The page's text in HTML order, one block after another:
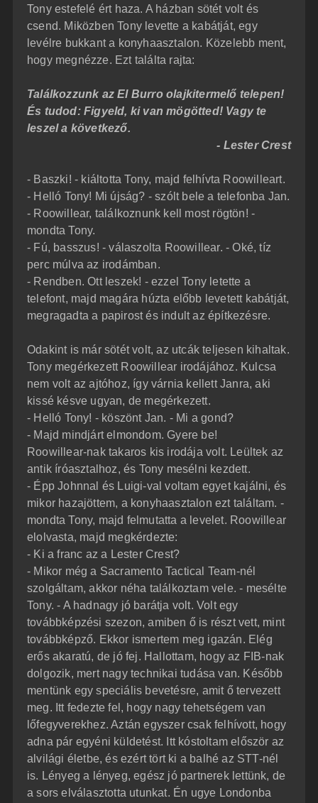
Tony estefelé ért haza. A házban sötét volt és
csend. Miközben Tony levette a kabátját, egy
levélre bukkant a konyhaasztalon. Közelebb ment,
hogy megnézze. Ezt találta rajta:
Találkozzunk az El Burro olajkitermelő telepen!
És tudod: Figyeld, ki van mögötted! Vagy te
leszel a következő.
- Lester Crest
- Baszki! - kiáltotta Tony, majd felhívta Roowilleart.
- Helló Tony! Mi újság? - szólt bele a telefonba Jan.
- Roowillear, találkoznunk kell most rögtön! -
mondta Tony.
- Fú, basszus! - válaszolta Roowillear. - Oké, tíz
perc múlva az irodámban.
- Rendben. Ott leszek! - ezzel Tony letette a
telefont, majd magára húzta előbb levetett kabátját,
megragadta a papirost és indult az építkezésre.
Odakint is már sötét volt, az utcák teljesen kihaltak.
Tony megérkezett Roowillear irodájához. Kulcsa
nem volt az ajtóhoz, így várnia kellett Janra, aki
kissé késve ugyan, de megérkezett.
- Helló Tony! - köszönt Jan. - Mi a gond?
- Majd mindjárt elmondom. Gyere be!
Roowillear-nak takaros kis irodája volt. Leültek az
antik íróasztalhoz, és Tony mesélni kezdett.
- Épp Johnnal és Luigi-val voltam egyet kajálni, és
mikor hazajöttem, a konyhaasztalon ezt találtam. -
mondta Tony, majd felmutatta a levelet. Roowillear
elolvasta, majd megkérdezte:
- Ki a franc az a Lester Crest?
- Mikor még a Sacramento Tactical Team-nél
szolgáltam, akkor néha találkoztam vele. - mesélte
Tony. - A hadnagy jó barátja volt. Volt egy
továbbképzési szezon, amiben ő is részt vett, mint
továbbképző. Ekkor ismertem meg igazán. Elég
erős akaratú, de jó fej. Hallottam, hogy az FIB-nak
dolgozik, mert nagy technikai tudása van. Később
mentünk egy speciális bevetésre, amit ő tervezett
meg. Itt fedezte fel, hogy nagy tehetségem van
lőfegyverekhez. Aztán egyszer csak felhívott, hogy
adna pár egyéni küldetést. Itt kóstoltam először az
alvilági életbe, és ezért tört ki a balhé az STT-nél
is. Lényeg a lényeg, egész jó partnerek lettünk, de
a sors elválasztotta utunkat. Én ugye Londonba